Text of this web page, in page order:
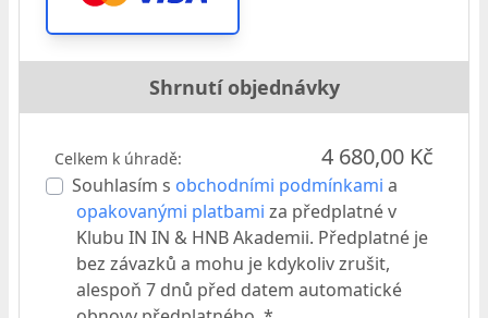
Shrnutí objednávky
Celkem k úhradě: 4 680,00 Kč
Souhlasím s obchodními podmínkami a
opakovanými platbami za předplatné v
Klubu IN IN & HNB Akademii. Předplatné je
bez závazků a mohu je kdykoliv zrušit,
alespoň 7 dnů před datem automatické